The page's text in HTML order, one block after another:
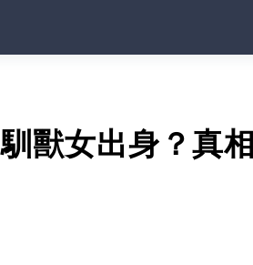
獸女出身？真